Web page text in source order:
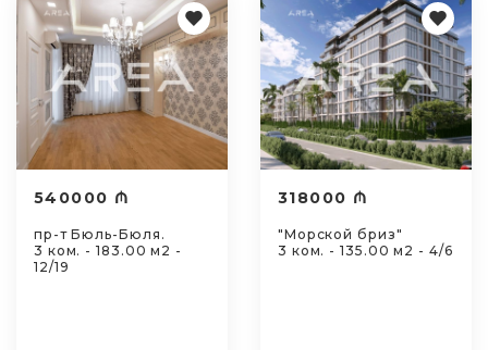
540000 ₼
пр-т Бюль-Бюля.
3 ком. - 183.00 м2 -
12/19
318000 ₼
"Морской бриз"
3 ком. - 135.00 м2 - 4/6